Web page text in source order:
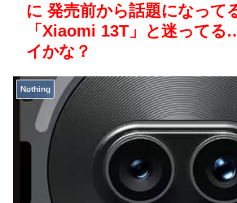
に 発売前から話題になって
「Xiaomi 13T」と迷ってる
イかな？
Nothing